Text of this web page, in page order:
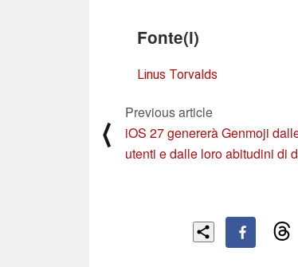
Fonte(i)
Linus Torvalds
⟨
Previous article
iOS 27 genererà Genmoji
utenti e dalle loro abitudini di